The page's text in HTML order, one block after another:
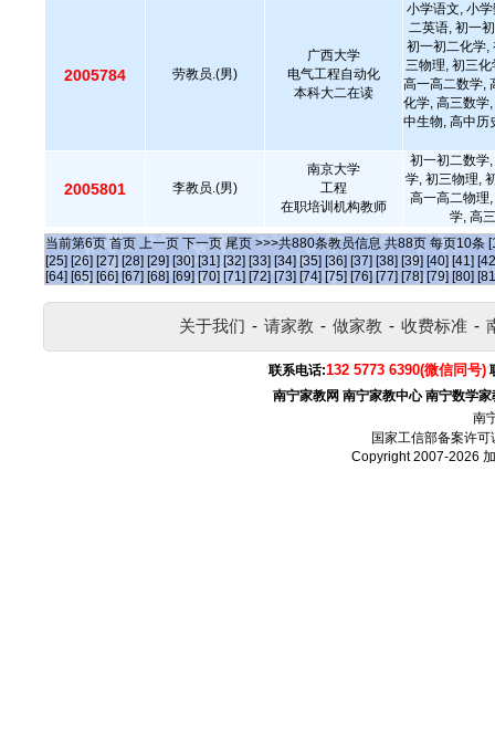
2005784 劳教员.(男)
广西大学
电气工程自动化
本科大二在读
小学语文, 小
二英语, 初一
初一初二化学,
三物理, 初三
高一高二数学,
化学, 高三数学
中生物, 高中历
2005801 李教员.(男)
南京大学
工程
在职培训机构教师
初一初二数学
学, 初三物理,
高一高二物理
学, 高
当前第6页 首页 上一页 下一页 尾页 >>>共880条教员信息 共88页 每页10条
[25] [26] [27] [28] [29] [30] [31] [32] [33] [34] [35] [36] [37] [38] [39] [40] [41]
[64] [65] [66] [67] [68] [69] [70] [71] [72] [73] [74] [75] [76] [77] [78] [79] [80]
关于我们 - 请家教 - 做家教 - 收费标准 -
联系电话:132 5773 6390(微信同号)
南宁家教网 南宁家教中心 南宁数学家
南
国家工信部备案许可
Copyright 2007-2026